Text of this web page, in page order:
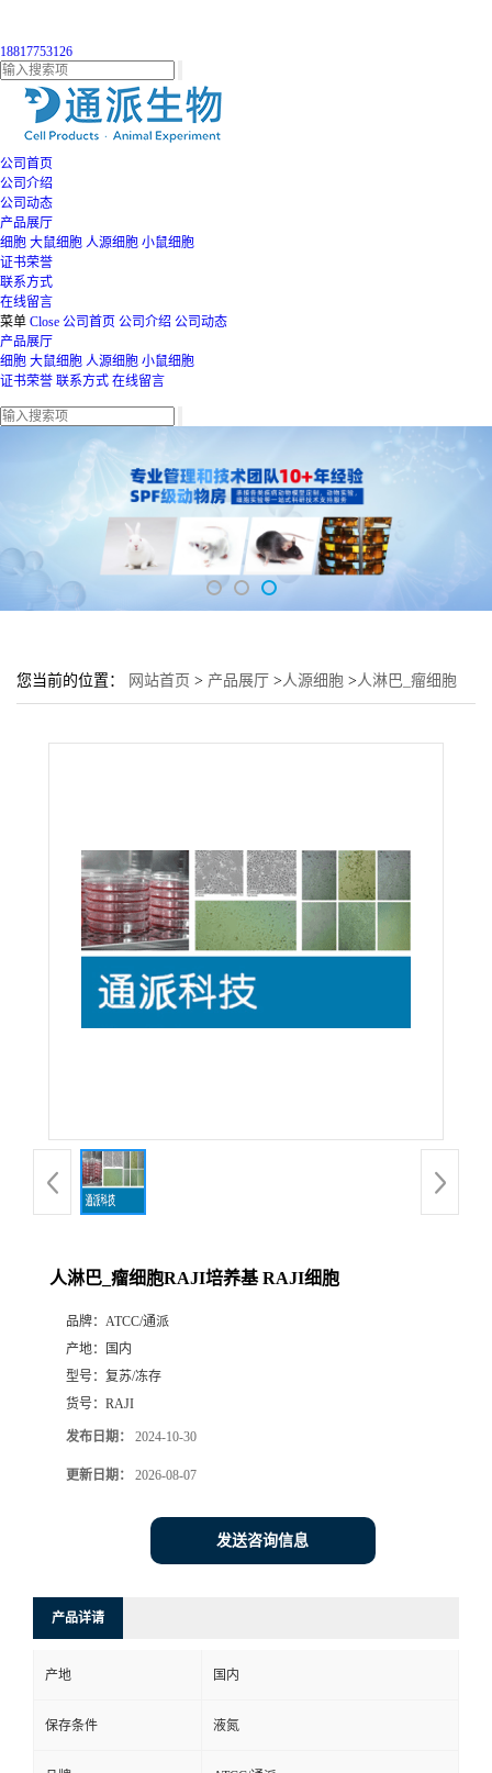
18817753126
公司首页
公司介绍
公司动态
产品展厅
细胞 大鼠细胞 人源细胞 小鼠细胞
证书荣誉
联系方式
在线留言
菜单 Close 公司首页 公司介绍 公司动态
产品展厅
细胞 大鼠细胞 人源细胞 小鼠细胞
证书荣誉 联系方式 在线留言
您当前的位置： 网站首页 > 产品展厅 >人源细胞 >人淋巴_瘤细胞
人淋巴_瘤细胞RAJI培养基 RAJI细胞
品牌： ATCC/通派
产地：
国内
型号： 复苏/冻存
货号： RAJI
发布日期： 2024-10-30
更新日期： 2026-08-07
发送咨询信息
产品详请
产地 国内
保存条件 液氮